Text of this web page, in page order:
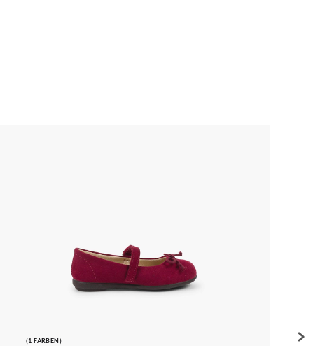
(1 FARBEN) (1